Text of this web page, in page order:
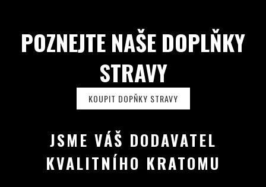
POZNEJTE NAŠE DOPLŇKY
STRAVY
KOUPIT DOPŇKY STRAVY
JSME VÁŠ DODAVATEL
KVALITNÍHO KRATOMU